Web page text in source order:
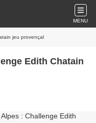
MENU
jeu provençal